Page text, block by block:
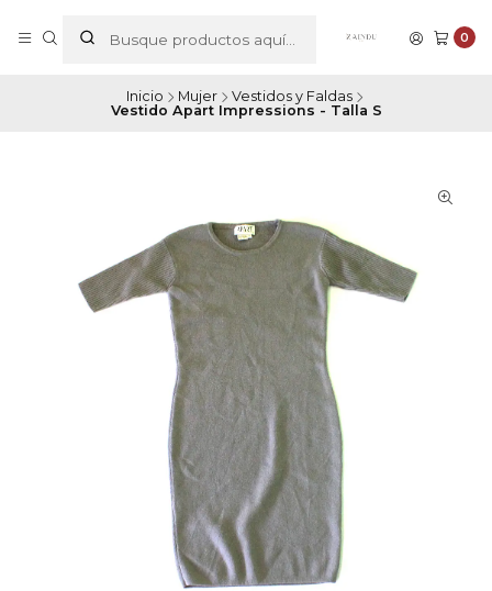
0
Inicio Mujer
Vestidos y Faldas
Vestido Apart Impressions - Talla S